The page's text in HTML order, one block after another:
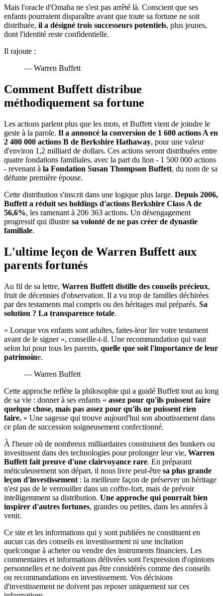
Mais l'oracle d'Omaha ne s'est pas arrêté là. Conscient que ses
enfants pourraient disparaître avant que toute sa fortune ne soit
distribuée, il a désigné trois successeurs potentiels, plus jeunes,
dont l'identité reste confidentielle.
Il rajoute :
— Warren Buffett
Comment Buffett distribue
méthodiquement sa fortune
Les actions parlent plus que les mots, et Buffett vient de joindre le
geste à la parole. Il a annoncé la conversion de 1 600 actions A en
2 400 000 actions B de Berkshire Hathaway, pour une valeur
d'environ 1,2 milliard de dollars. Ces actions seront distribuées entre
quatre fondations familiales, avec la part du lion - 1 500 000 actions
- revenant à la Fondation Susan Thompson Buffett, du nom de sa
défunte première épouse.
Cette distribution s'inscrit dans une logique plus large. Depuis 2006,
Buffett a réduit ses holdings d'actions Berkshire Class A de
56,6%, les ramenant à 206 363 actions. Un désengagement
progressif qui illustre sa volonté de ne pas créer de dynastie
familiale.
L'ultime leçon de Warren Buffett aux
parents fortunés
Au fil de sa lettre, Warren Buffett distille des conseils précieux,
fruit de décennies d'observation. Il a vu trop de familles déchirées
par des testaments mal compris ou des héritages mal préparés. Sa
solution ? La transparence totale.
« Lorsque vos enfants sont adultes, faites-leur lire votre testament
avant de le signer », conseille-t-il. Une recommandation qui vaut
selon lui pour tous les parents, quelle que soit l'importance de leur
patrimoine.
— Warren Buffett
Cette approche reflète la philosophie qui a guidé Buffett tout au long
de sa vie : donner à ses enfants « assez pour qu'ils puissent faire
quelque chose, mais pas assez pour qu'ils ne puissent rien
faire. » Une sagesse qui trouve aujourd'hui son aboutissement dans
ce plan de succession soigneusement confectionné.
À l'heure où de nombreux milliardaires construisent des bunkers ou
investissent dans des technologies pour prolonger leur vie, Warren
Buffett fait preuve d'une clairvoyance rare. En préparant
méticuleusement son départ, il nous livre peut-être sa plus grande
leçon d'investissement : la meilleure façon de préserver un héritage
n'est pas de le verrouiller dans un coffre-fort, mais de prévoir
intelligemment sa distribution. Une approche qui pourrait bien
inspirer d'autres fortunes, grandes ou petites, dans les années à
venir.
Ce site et les informations qui y sont publiées ne constituent en
aucun cas des conseils en investissement ni une incitation
quelconque à acheter ou vendre des instruments financiers. Les
commentaires et informations délivrées sont l'expression d'opinions
personnelles et ne doivent pas être considérés comme des conseils
ou recommandations en investissement. Vos décisions
d'investissement ne doivent pas reposer uniquement sur ces